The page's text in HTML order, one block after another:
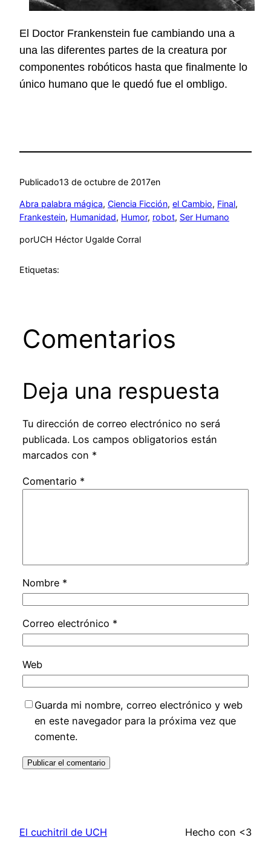
El Doctor Frankenstein fue cambiando una a
una las diferentes partes de la creatura por
componentes robóticos hasta que finalmente lo
único humano que le quedó fue el ombligo.
Publicado13 de octubre de 2017en
Abra palabra mágica, Ciencia Ficción, el Cambio, Final
Frankestein, Humanidad, Humor, robot, Ser Humano
porUCH Héctor Ugalde Corral
Etiquetas:
Comentarios
Deja una respuesta
Tu dirección de correo electrónico no será
publicada. Los campos obligatorios están
marcados con *
Comentario *
Nombre *
Correo electrónico *
Web
Guarda mi nombre, correo electrónico y web
en este navegador para la próxima vez que
comente.
El cuchitril de UCH Hecho con <3